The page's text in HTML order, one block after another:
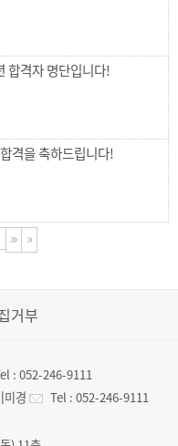
합격자 명단입니다!
격을 축하드립니다!
거부
: 052-246-9111
미경 Tel : 052-246-9111